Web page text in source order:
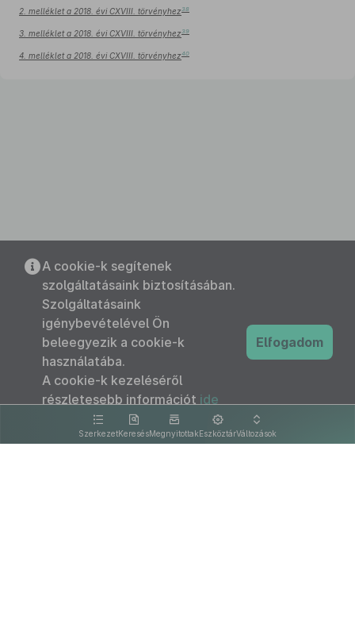
2. melléklet a 2018. évi CXVIII. törvényhez 38
3. melléklet a 2018. évi CXVIII. törvényhez 39
4. melléklet a 2018. évi CXVIII. törvényhez40
SzerkezetKeresésMegnyitottakEszköztárVáltozások
A cookie-k segítenek
szolgáltatásaink biztosításában.
Szolgáltatásaink
igénybevételével Ön
beleegyezik a cookie-k
használatába.
A cookie-k kezeléséről
részletesebb információt ide
kattintva olvashat.
Elfogadom